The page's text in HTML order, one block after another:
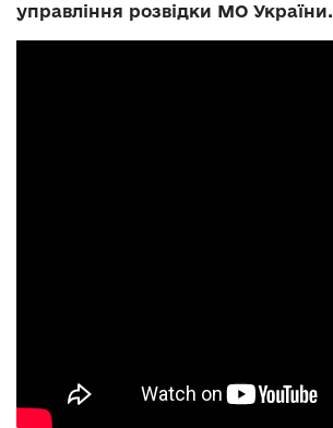
управління розвідки МО України.